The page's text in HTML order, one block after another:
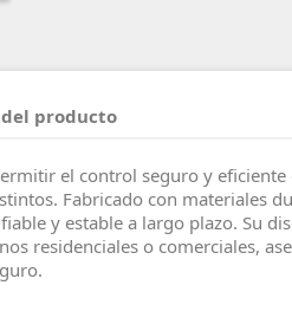
producto
el control seguro y
Fabricado con materiales
y estable a largo plazo. Su
residenciales o comerciales,